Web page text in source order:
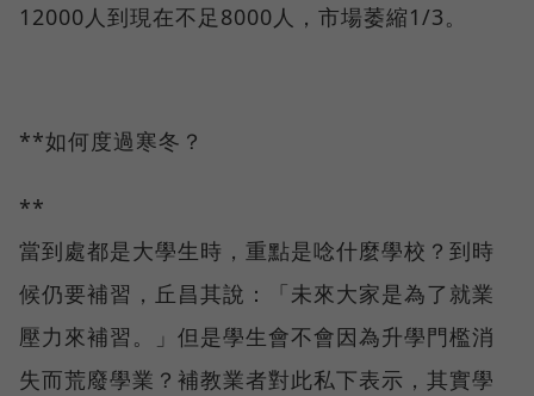
12000人到現在不足8000人，市場萎縮1/3。
**如何度過寒冬？
**
當到處都是大學生時，重點是唸什麼學校？到時
候仍要補習，丘昌其說：「未來大家是為了就業
壓力來補習。」但是學生會不會因為升學門檻消
失而荒廢學業？補教業者對此私下表示，其實學